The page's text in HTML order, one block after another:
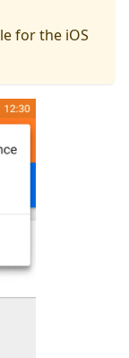
for the iOS